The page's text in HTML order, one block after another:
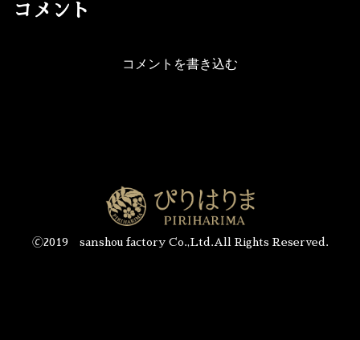
コメント
コメントを書き込む
🄫2019 sanshou factory Co.,Ltd.All Rights Reserved.